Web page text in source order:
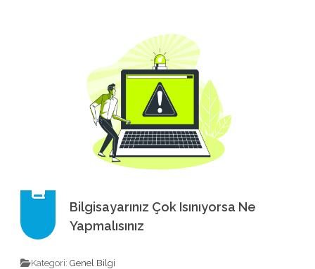
Bilgisayarınız Çok Isınıyorsa Ne
Yapmalısınız
Kategori: Genel Bilgi